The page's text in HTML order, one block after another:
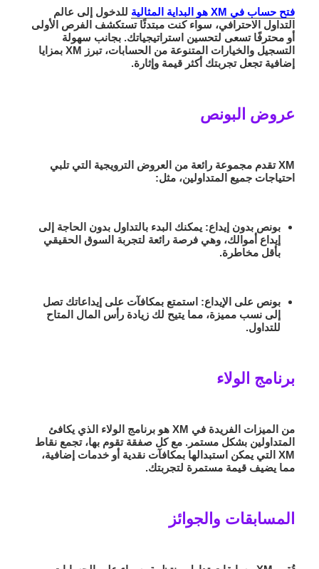
فتح حساب في XM هو البداية المثالية
للدخول إلى عالم
التداول الاحترافي، سواء كنت مبتدئًا تستكشف الفرص الأولى
أو محترفًا تسعى لتحسين استراتيجياتك. بجانب سهولة
التسجيل والخيارات المتنوعة من الحسابات، تبرز XM بمزايا
إضافية تجعل تجربتك أكثر قيمة وإثارة.
عروض البونص
XM تقدم مجموعة رائعة من العروض الترويجية التي تلبي
احتياجات جميع المتداولين، مثل:
بونص بدون إيداع: يمكنك البدء بالتداول بدون الحاجة إلى
إيداع أموالك، وهي فرصة رائعة لتجربة السوق الحقيقي
بأقل مخاطرة.
بونص على الإيداع: استمتع بمكافآت على إيداعاتك تصل
إلى نسب مميزة، مما يتيح لك زيادة رأس المال المتاح
للتداول.
برنامج الولاء
من الميزات الفريدة في XM هو برنامج الولاء الذي يكافئ
المتداولين بشكل مستمر. مع كل صفقة تقوم بها، تجمع نقاط
XM التي يمكن استبدالها بمكافآت نقدية أو خدمات إضافية،
مما يضيف قيمة مستمرة لتجربتك.
المسابقات والجوائز